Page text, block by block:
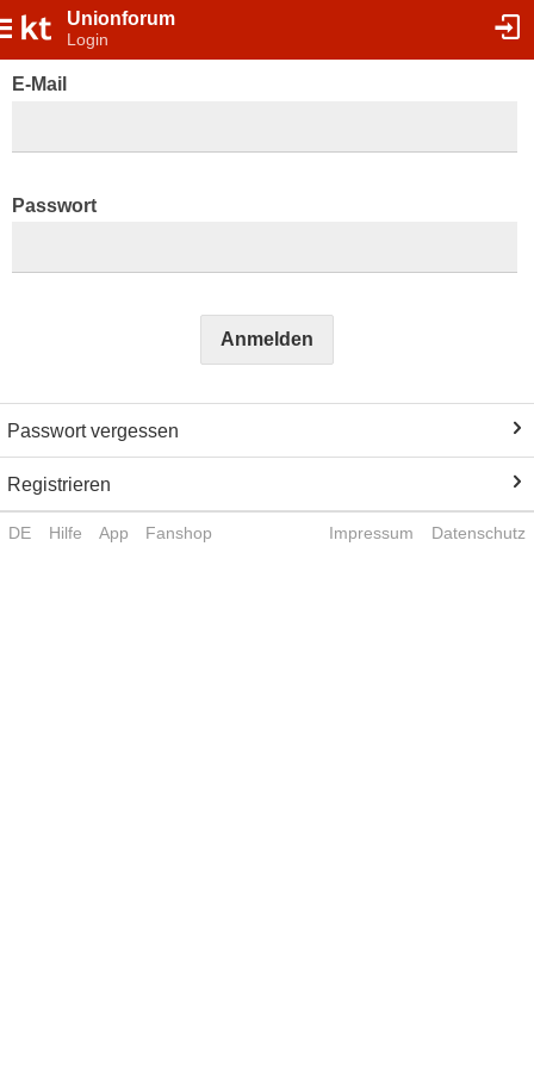
Unionforum
Login
E-Mail
Passwort
Anmelden
Passwort vergessen
Registrieren
DE Hilfe App Fanshop Impressum Datenschutz